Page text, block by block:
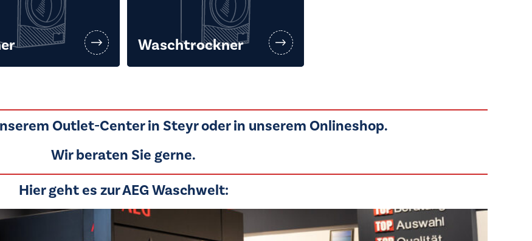
Waschtrockner
Outlet-Center in Steyr oder in unserem Onlineshop.
Wir beraten Sie gerne.
Hier geht es zur AEG Waschwelt: